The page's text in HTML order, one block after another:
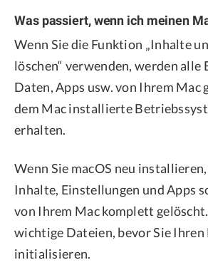
Was passiert, wenn ich meinen
Wenn Sie die Funktion „Inhalte
löschen“ verwenden, werden alle
Daten, Apps usw. von Ihrem Mac
dem Mac installierte
erhalten.
Wenn Sie macOS neu
Inhalte, Einstellungen und Apps
von Ihrem Mac komplett
wichtige Dateien, bevor Sie Ihren
initialisieren.